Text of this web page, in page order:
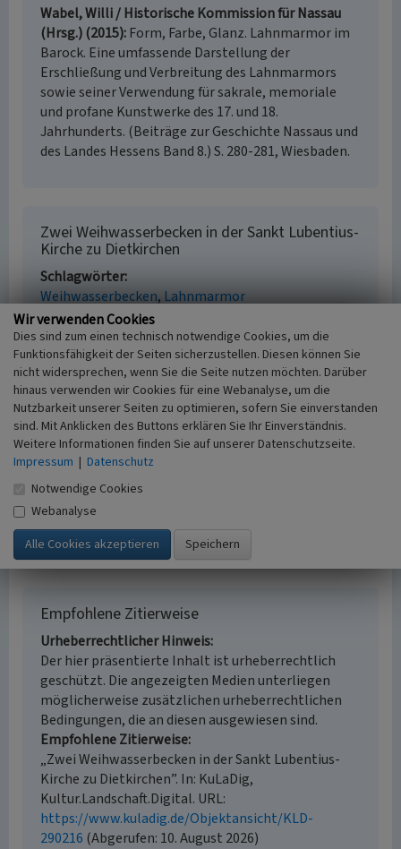
Wabel, Willi / Historische Kommission für Nassau
(Hrsg.) (2015) Form, Farbe, Glanz. Lahnmarmor im
Barock. Eine umfassende Darstellung der
Erschließung und Verbreitung des Lahnmarmors
sowie seiner Verwendung für sakrale, memoriale
und profane Kunstwerke des 17. und 18.
Jahrhunderts. (Beiträge zur Geschichte Nassaus und
des Landes Hessens Band 8.) S. 280-281, Wiesbaden.
Zwei Weihwasserbecken in der Sankt Lubentius-
Kirche zu Dietkirchen
Schlagwörter
Weihwasserbecken Lahnmarmor
Straße / Hausnummer
Herrenberg
Ort
65553 Limburg - Dietkirchen
Fachsicht(en)
Kulturlandschaftspflege
Erfassungsmaßstab
i.d.R. 1:5.000 (größer als 1:20.000)
Erfassungsmethode
Literaturauswertung
Historischer Zeitraum
Beginn 1800 bis 1900
Empfohlene Zitierweise
Urheberrechtlicher Hinweis
Der hier präsentierte Inhalt ist urheberrechtlich
geschützt. Die angezeigten Medien unterliegen
möglicherweise zusätzlichen urheberrechtlichen
Bedingungen, die an diesen ausgewiesen sind.
Empfohlene Zitierweise
„Zwei Weihwasserbecken in der Sankt Lubentius-
Kirche zu Dietkirchen”. In: KuLaDig,
Kultur.Landschaft.Digital. URL:
https://www.kuladig.de/Objektansicht/KLD-
290216 (Abgerufen: 10. August 2026)
Wir verwenden Cookies
Dies sind zum einen technisch notwendige Cookies, um die
Funktionsfähigkeit der Seiten sicherzustellen. Diesen können Sie
nicht widersprechen, wenn Sie die Seite nutzen möchten. Darüber
hinaus verwenden wir Cookies für eine Webanalyse, um die
Nutzbarkeit unserer Seiten zu optimieren, sofern Sie einverstanden
sind. Mit Anklicken des Buttons erklären Sie Ihr Einverständnis.
Weitere Informationen finden Sie auf unserer Datenschutzseite.
Impressum | Datenschutz
Notwendige Cookies
Webanalyse